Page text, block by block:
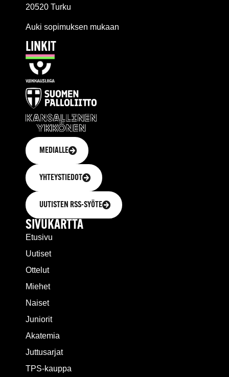
20520 Turku
Auki sopimuksen mukaan
LINKIT
MEDIALLE
YHTEYSTIEDOT
UUTISTEN RSS-SYÖTE
SIVUKARTTA
Etusivu
Uutiset
Ottelut
Miehet
Naiset
Juniorit
Akatemia
Juttusarjat
TPS-kauppa